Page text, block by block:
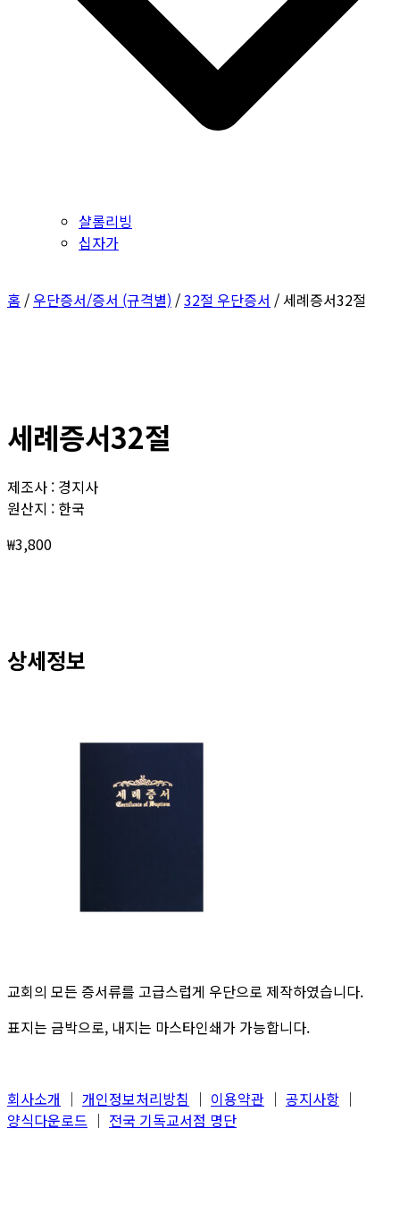
샬롬리빙
십자가
홈 / 우단증서/증서 (규격별) /32절 우단증서 / 세례증서32절
세례증서32절
제조사 : 경지사
원산지 : 한국
₩3,800
상세정보
교회의 모든 증서류를 고급스럽게 우단으로 제작하였습니다.
표지는 금박으로, 내지는 마스타인쇄가 가능합니다.
회사소개 │ 개인정보처리방침 │ 이용약관 │ 공지사항 │
양식다운로드 │ 전국 기독교서점 명단